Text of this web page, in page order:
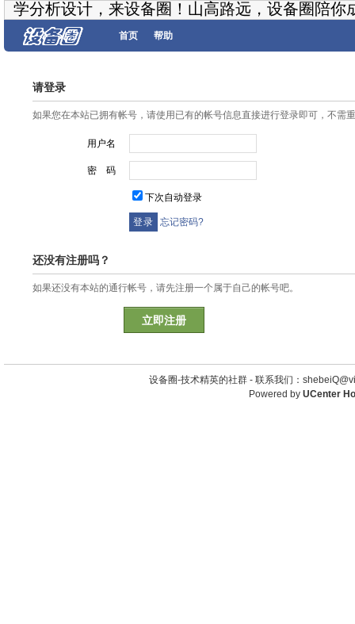
学分析设计，来设备圈！山高路远，设备圈陪你
首页 帮助
请登录
如果您在本站已拥有帐号，请使用已有的帐号信息直接进行登录即可，不需
用户名
密 码
下次自动登录
忘记密码?
还没有注册吗？
如果还没有本站的通行帐号，请先注册一个属于自己的帐号吧。
立即注册
设备圈-技术精英的社群 - 联系我们：
Powered by UCenter